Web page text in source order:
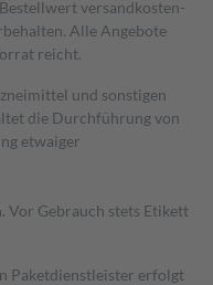
versand­kosten­
Alle Angebote
reicht.
und sonstigen
die Durchführung von
etwaiger
Vor Gebrauch stets Etikett
Paketdienstleister erfolgt